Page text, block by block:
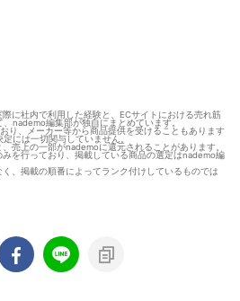
に社内で利用した経験と、ECサイトにおける売れ筋
nademo編集部が独自にまとめています。
り、メーカー等から商品提供を受けることもあります
には一切関与していません。
売上の一部がnademoに還元されることがあります。
を行っており、掲載している商品の選定はnademo編
、掲載の順番によってランク付けしているものでは